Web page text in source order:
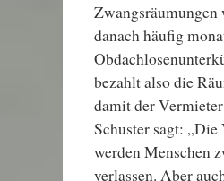
Zwangsräumungen
danach häufig
bezahlt also die
damit der
Schuster sagt:
werden Menschen
verlassen. Aber